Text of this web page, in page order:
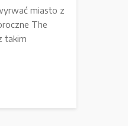
miasto z
The
takim